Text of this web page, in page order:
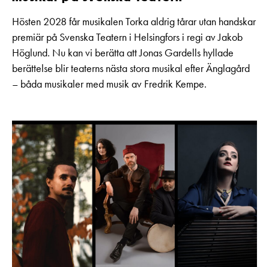
Hösten 2028 får musikalen Torka aldrig tårar utan handskar
premiär på Svenska Teatern i Helsingfors i regi av Jakob
Höglund. Nu kan vi berätta att Jonas Gardells hyllade
berättelse blir teaterns nästa stora musikal efter Änglagård
– båda musikaler med musik av Fredrik Kempe.